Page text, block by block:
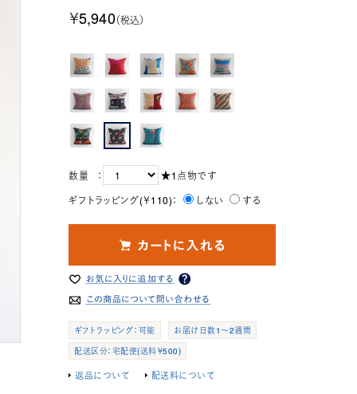
￥5,940（税込）
数量 ：
★1点物です
ギフトラッピング(￥110)：
しない する
ギフトラッピング：可能
お届け日数1～2週間
配送区分：宅配便(送料￥500)
返品について 配送料について